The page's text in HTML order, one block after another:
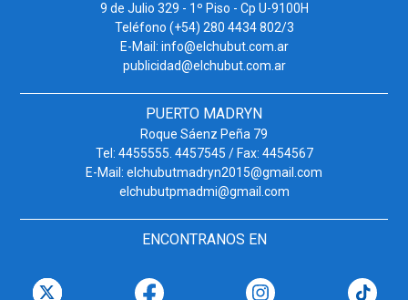
9 de Julio 329 - 1º Piso - Cp U-9100H
Teléfono (+54) 280 4434 802/3
E-Mail: info@elchubut.com.ar
publicidad@elchubut.com.ar
PUERTO MADRYN
Roque Sáenz Peña 79
Tel: 4455555. 4457545 / Fax: 4454567
E-Mail: elchubutmadryn2015@gmail.com
elchubutpmadmi@gmail.com
ENCONTRANOS EN